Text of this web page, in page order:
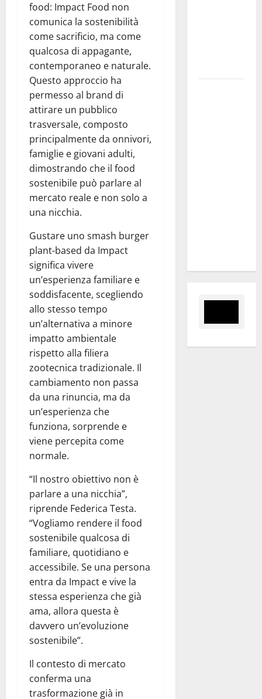
food: Impact Food non
comunica la sostenibilità
come sacrificio, ma come
qualcosa di appagante,
contemporaneo e naturale.
Questo approccio ha
permesso al brand di
attirare un pubblico
trasversale, composto
principalmente da onnivori,
famiglie e giovani adulti,
dimostrando che il food
sostenibile può parlare al
mercato reale e non solo a
una nicchia.
Gustare uno smash burger
plant-based da Impact
significa vivere
un’esperienza familiare e
soddisfacente, scegliendo
allo stesso tempo
un’alternativa a minore
impatto ambientale
rispetto alla filiera
zootecnica tradizionale. Il
cambiamento non passa
da una rinuncia, ma da
un’esperienza che
funziona, sorprende e
viene percepita come
normale.
“Il nostro obiettivo non è
parlare a una nicchia”,
riprende Federica Testa.
“Vogliamo rendere il food
sostenibile qualcosa di
familiare, quotidiano e
accessibile. Se una persona
entra da Impact e vive la
stessa esperienza che già
ama, allora questa è
davvero un’evoluzione
sostenibile”.
Il contesto di mercato
conferma una
trasformazione già in